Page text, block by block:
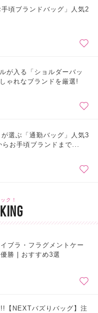
頃ブランドバッグ」人気2
が入る「ショルダーバッ
ゃれなブランドを厳選!
が選ぶ「通勤バッグ」人気3
お手頃ブランドまで...
ク！
ブラ・フラグメントケー
勝 | おすすめ3選
【NEXTバズりバッグ】注